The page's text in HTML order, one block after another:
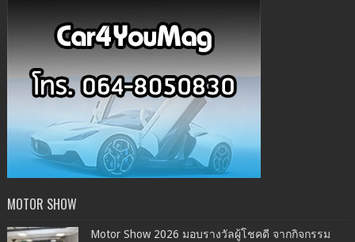
MOTOR SHOW
Motor Show 2026 มอบรางวัลผู้โชคดี จากกิจกรรม